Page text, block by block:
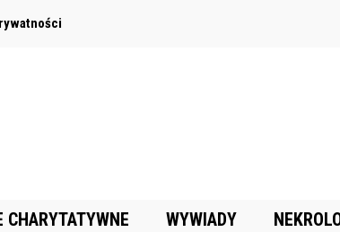
CHARYTATYWNE WYWIADY